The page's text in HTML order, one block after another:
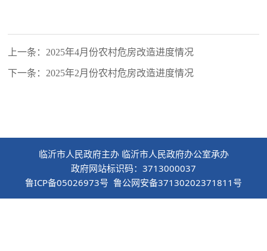
上一条：2025年4月份农村危房改造进度情况
下一条：2025年2月份农村危房改造进度情况
临沂市人民政府主办 临沂市人民政府办公室承办
政府网站标识码：3713000037
鲁ICP备05026973号 鲁公网安备37130202371811号